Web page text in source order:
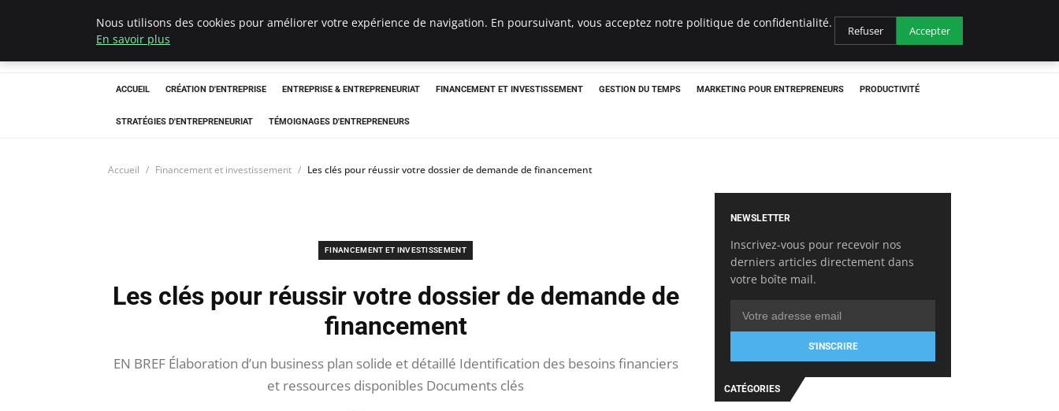
LECFCM
ACCUEIL CRÉATION D'ENTREPRISE ENTREPRISE & ENTREPRENEURIAT FINANCEMENT ET INVESTISSEMENT GESTION DU TEMPS MARKETING POUR ENTREPRENEURS PRODUCTIVITÉ
STRATÉGIES D'ENTREPRENEURIAT TÉMOIGNAGES D'ENTREPRENEURS
Accueil Financement et investissement Les clés pour réussir votre dossier de demande de financement
FINANCEMENT ET INVESTISSEMENT
Les clés pour réussir votre dossier de demande de
financement
EN BREF Élaboration d’un business plan solide et détaillé Identification des besoins financiers
et ressources disponibles Documents clés
NEWSLETTER
Inscrivez-vous pour recevoir nos
derniers articles directement dans
votre boîte mail.
S'INSCRIRE
CATÉGORIES
Nous utilisons des cookies pour améliorer votre expérience de navigation. En poursuivant, vous acceptez notre politique de confidentialité.
En savoir plus
Refuser Accepter